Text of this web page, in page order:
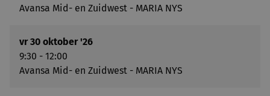
Avansa Mid- en Zuidwest - MARIA NYS
vr 30 oktober '26
9:30 - 12:00
Avansa Mid- en Zuidwest - MARIA NYS